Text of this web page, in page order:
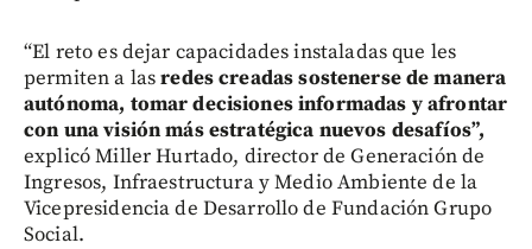
“El reto es dejar capacidades instaladas que les
permiten a lasredes creadas sostenerse de manera
autónoma, tomar decisiones informadas y afrontar
con una visión más estratégica nuevos desafíos”,
explicó Miller Hurtado, director de Generación de
Ingresos, Infraestructura y Medio Ambiente de la
Vicepresidencia de Desarrollo de Fundación Grupo
Social.